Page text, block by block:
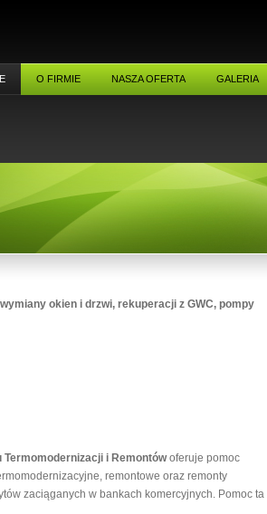
O FIRMIE NASZA OFERTA GALERIA
okien i drzwi, rekuperacji z GWC, pompy
Termomodernizacji i Remontówoferuje pomoc
remontowe oraz remonty
zaciąganych w bankach komercyjnych. Pomoc ta